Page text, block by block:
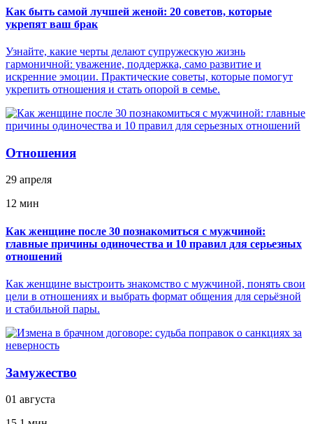
Как быть самой лучшей женой: 20 советов, которые
укрепят ваш брак
Узнайте, какие черты делают супружескую жизнь
гармоничной: уважение, поддержка, само развитие и
искренние эмоции. Практические советы, которые помогут
укрепить отношения и стать опорой в семье.
Отношения
29 апреля
12 мин
Как женщине после 30 познакомиться с мужчиной:
главные причины одиночества и 10 правил для серьезных
отношений
Как женщине выстроить знакомство с мужчиной, понять свои
цели в отношениях и выбрать формат общения для серьёзной
и стабильной пары.
Замужество
01 августа